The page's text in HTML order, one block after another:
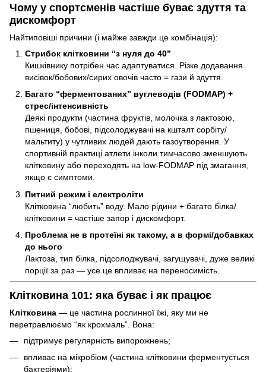
Чому у спортсменів частіше буває здуття та
дискомфорт
Найтиповіші причини (і майже завжди це комбінація):
Стрибок клітковини “з нуля до 40”
Кишківнику потрібен час адаптуватися. Різке додавання
висівок/бобових/сирих овочів часто = гази й здуття.
Багато “ферментованих” вуглеводів (FODMAP) +
стрес/інтенсивність
Деякі продукти (частина фруктів, молочка з лактозою,
пшениця, бобові, підсолоджувачі на кшталт сорбіту/
мальтиту) у чутливих людей дають газоутворення. У
спортивній практиці атлети інколи тимчасово зменшують
клітковину або переходять на low-FODMAP під змагання,
якщо є симптоми.
Питний режим і електроліти
Клітковина “любить” воду. Мало рідини + багато білка/
клітковини = частіше запор і дискомфорт.
Проблема не в протеїні як такому, а в формі/добавках
до нього
Лактоза, тип білка, підсолоджувачі, загущувачі, дуже великі
порції за раз — усе це впливає на переносимість.
Клітковина 101: яка буває і як працює
Клітковина — це частина рослинної їжі, яку ми не
перетравлюємо “як крохмаль”. Вона:
підтримує регулярність випорожнень;
впливає на мікробіом (частина клітковини ферментується
бактеріями);